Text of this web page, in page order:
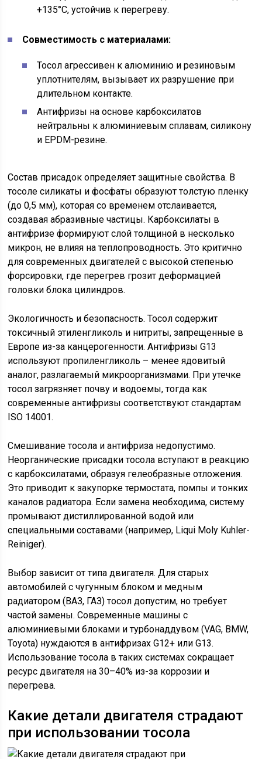
+135°C, устойчив к перегреву.
Совместимость с материалами:
Тосол агрессивен к алюминию и резиновым
уплотнителям, вызывает их разрушение при
длительном контакте.
Антифризы на основе карбоксилатов
нейтральны к алюминиевым сплавам, силикону
и EPDM-резине.
Состав присадок определяет защитные свойства. В
тосоле силикаты и фосфаты образуют толстую пленку
(до 0,5 мм), которая со временем отслаивается,
создавая абразивные частицы. Карбоксилаты в
антифризе формируют слой толщиной в несколько
микрон, не влияя на теплопроводность. Это критично
для современных двигателей с высокой степенью
форсировки, где перегрев грозит деформацией
головки блока цилиндров.
Экологичность и безопасность. Тосол содержит
токсичный этиленгликоль и нитриты, запрещенные в
Европе из-за канцерогенности. Антифризы G13
используют пропиленгликоль – менее ядовитый
аналог, разлагаемый микроорганизмами. При утечке
тосол загрязняет почву и водоемы, тогда как
современные антифризы соответствуют стандартам
ISO 14001.
Смешивание тосола и антифриза недопустимо.
Неорганические присадки тосола вступают в реакцию
с карбоксилатами, образуя гелеобразные отложения.
Это приводит к закупорке термостата, помпы и тонких
каналов радиатора. Если замена необходима, систему
промывают дистиллированной водой или
специальными составами (например, Liqui Moly Kuhler-
Reiniger).
Выбор зависит от типа двигателя. Для старых
автомобилей с чугунным блоком и медным
радиатором (ВАЗ, ГАЗ) тосол допустим, но требует
частой замены. Современные машины с
алюминиевыми блоками и турбонаддувом (VAG, BMW,
Toyota) нуждаются в антифризах G12+ или G13.
Использование тосола в таких системах сокращает
ресурс двигателя на 30–40% из-за коррозии и
перегрева.
Какие детали двигателя страдают
при использовании тосола